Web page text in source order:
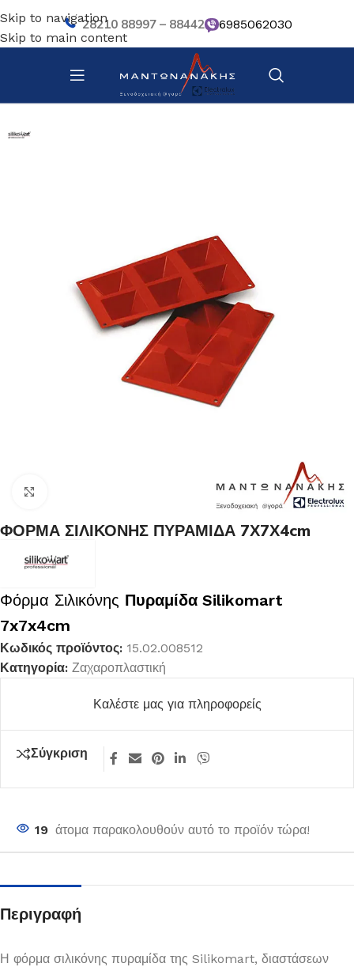
Skip to navigation
Skip to main content
28210 88997 – 88442 6985062030
Αρχική σελίδα/
ΦΟΡΜΑ ΣΙΛΙΚΟΝΗΣ ΠΥΡΑΜΙΔΑ 7Χ7Χ4cm
Φόρμα Σιλικόνης Πυραμίδα Silikomart
7x7x4cm
Κωδικός προϊόντος: 15.02.008512
Κατηγορία: Ζαχαροπλαστική
Καλέστε μας για πληροφορείς
Σύγκριση
19 άτομα παρακολουθούν αυτό το προϊόν τώρα!
Περιγραφή
Η φόρμα σιλικόνης πυραμίδα της Silikomart, διαστάσεων